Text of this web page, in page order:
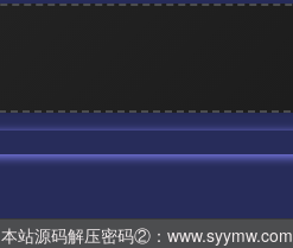
本站源码解压密码②：www.syymw.com